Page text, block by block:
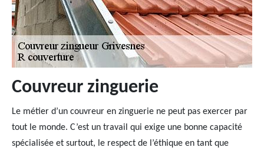
Couvreur zinguerie
Le métier d’un couvreur en zinguerie ne peut pas exercer par
tout le monde. C’est un travail qui exige une bonne capacité
spécialisée et surtout, le respect de l’éthique en tant que